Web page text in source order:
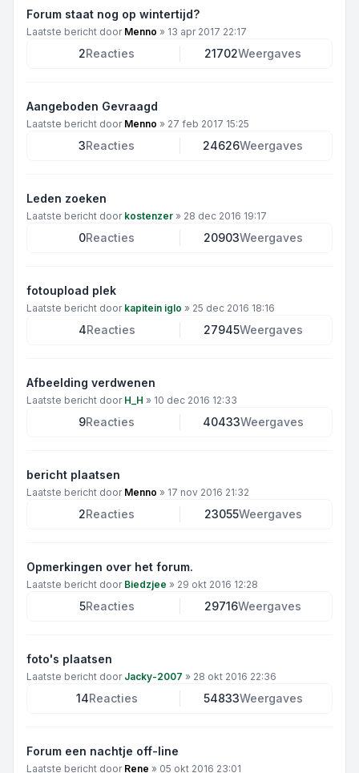
Forum staat nog op wintertijd?
Laatste bericht door Menno » 13 apr 2017 22:17
2Reacties 21702Weergaves
Aangeboden Gevraagd
Laatste bericht door Menno » 27 feb 2017 15:25
3Reacties 24626Weergaves
Leden zoeken
Laatste bericht door kostenzer » 28 dec 2016 19:17
0Reacties 20903Weergaves
fotoupload plek
Laatste bericht door kapitein iglo » 25 dec 2016 18:16
4Reacties 27945Weergaves
Afbeelding verdwenen
Laatste bericht door H_H » 10 dec 2016 12:33
9Reacties 40433Weergaves
bericht plaatsen
Laatste bericht door Menno » 17 nov 2016 21:32
2Reacties 23055Weergaves
Opmerkingen over het forum.
Laatste bericht door Biedzjee » 29 okt 2016 12:28
5Reacties 29716Weergaves
foto's plaatsen
Laatste bericht door Jacky-2007 » 28 okt 2016 22:36
14Reacties 54833Weergaves
Forum een nachtje off-line
Laatste bericht door Rene » 05 okt 2016 23:01